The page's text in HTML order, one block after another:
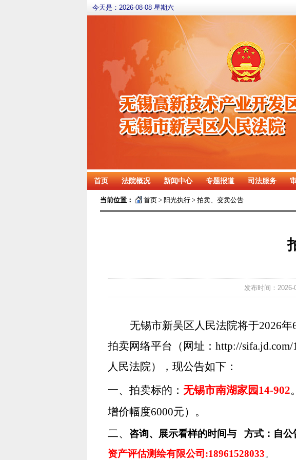
今天是： 2026-08-08 星期六
首页 法院概况 新闻中心 专题报道 司法服务
当前位置： 首页 > 阳光执行 > 拍卖、变卖公告
发布时间：2026-
无锡市新吴区人民法院将于2026
拍卖网络平台（网址： http://sifa.jd.com/
人民法院），现公告如下：
一、拍卖标的： 无锡市南湖家园14-902
增价幅度6000元）。
二、
咨询、展示看样的时间与 方式：自公
资产评估测绘有限公司:18961528033。